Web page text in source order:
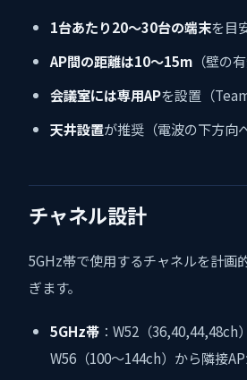
1台あたり20〜30台の端末を目
AP間の距離は10〜15m （壁の
会議室には専用APを設置（
天井設置が推奨（電波の下方向
チャネル設計
5GHz帯で使用するチャネルを計画
ぎます。
5GHz帯 ：W52（
W56（100〜144ch）から隣接